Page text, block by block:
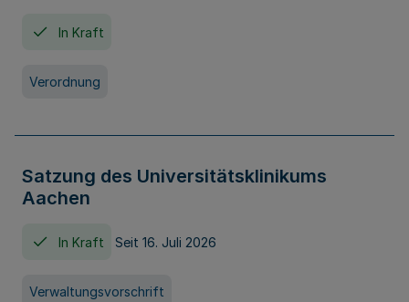
In Kraft
Verordnung
Satzung des Universitätsklinikums
Aachen
In Kraft Seit 16. Juli 2026
Verwaltungsvorschrift